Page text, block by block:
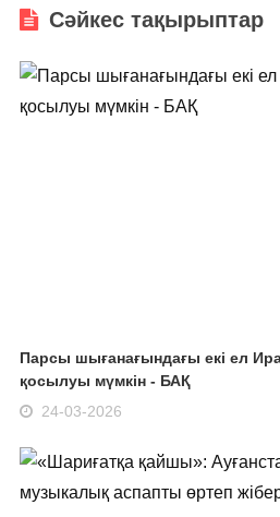
Сәйкес тақырыптар
Парсы шығанағындағы екі ел
қосылуы мүмкін - БАҚ
24-03-2026